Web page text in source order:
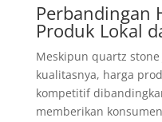
Perbandingan
Produk Lokal
Meskipun quartz
kualitasnya, harga
kompetitif
memberikan